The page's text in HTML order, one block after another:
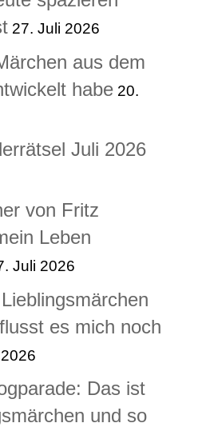
27. Juli 2026
aus dem
habe 20.
Juli 2026
von Fritz
Leben
Juli 2026
es mich noch
Das ist
und so